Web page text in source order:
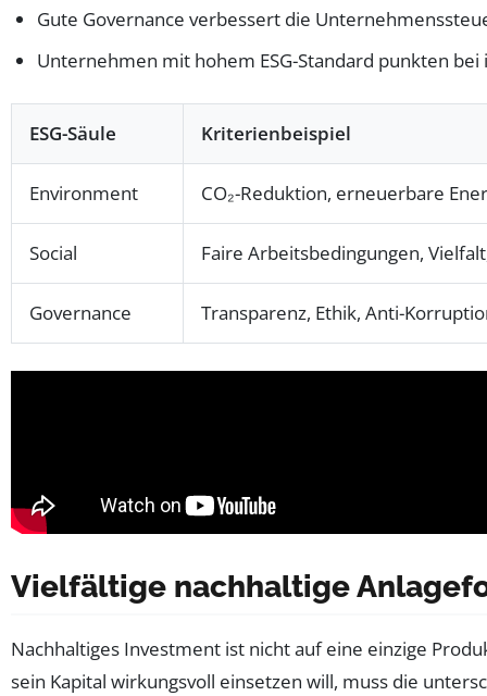
Gute Governance verbessert die
Unternehmen mit hohem ESG-Standard punkten
ESG-Säule Kriterienbeispiel
Environment CO₂-Reduktion, erneuerbare
Social Faire Arbeitsbedingungen,
Governance Transparenz, Ethik, Anti-
Vielfältige nachhaltige
Nachhaltiges Investment ist nicht auf eine einzige
sein Kapital wirkungsvoll einsetzen will, muss die